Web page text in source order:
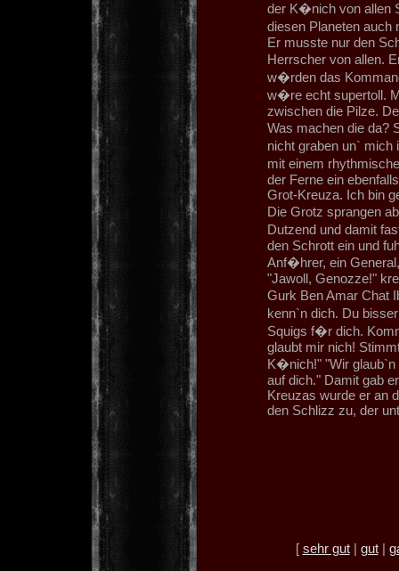
der K�nich von allen
diesen Planeten
Er musste nur den
Herrscher von allen.
w�rden das
w�re echt supertoll.
zwischen die Pilze.
Was machen die da?
nicht graben un`
mit einem
der Ferne ein
Grot-Kreuza. Ich bin
Die Grotz sprangen
Dutzend und damit
den Schrott ein und
Anf�hrer, ein
"Jawoll, Genozze!"
Gurk Ben Amar Chat
kenn`n dich. Du
Squigs f�r dich.
glaubt mir nich!
K�nich!" "Wir glaub`n
auf dich." Damit gab
Kreuzas wurde er an
den Schlizz zu, der
[ sehr gut| gut|